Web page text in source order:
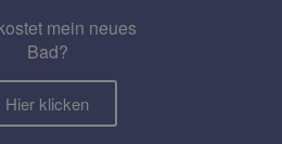
mein neues
Bad?
Hier klicken